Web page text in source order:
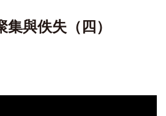
與佚失（四）